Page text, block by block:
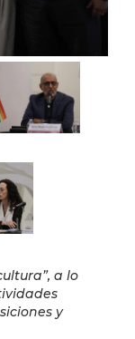
a lo
y